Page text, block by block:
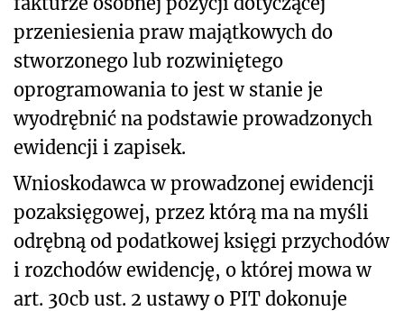
przeniesienia praw majątkowych do
stworzonego lub rozwiniętego
oprogramowania to jest w stanie je
wyodrębnić na podstawie prowadzonych
ewidencji i zapisek.
Wnioskodawca w prowadzonej ewidencji
pozaksięgowej, przez którą ma na myśli
odrębną od podatkowej księgi przychodów
i rozchodów ewidencję, o której mowa w
art. 30cb ust. 2 ustawy o PIT dokonuje